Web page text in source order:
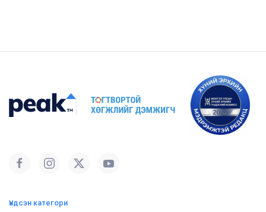
Үндсэн категори